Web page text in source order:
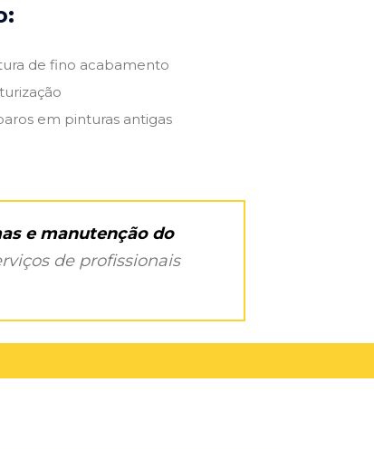
de fino acabamento
em pinturas antigas
e manutenção do
de profissionais